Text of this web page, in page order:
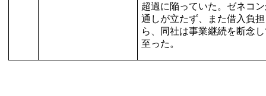
超過に陥っていた。ゼネコ
通しが立たず、また借入負
ら、同社は事業継続を断念
至った。